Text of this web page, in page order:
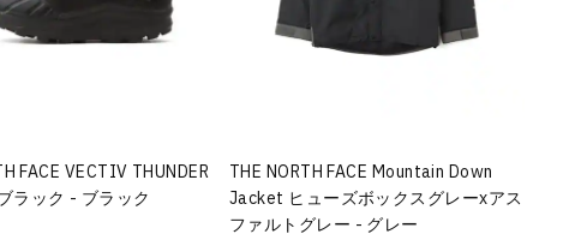
FACE VECTIV THUNDER
ラック - ブラック
THE NORTH FACE Mountain Down
Jacket ヒューズボックスグレーxアス
ファルトグレー - グレー